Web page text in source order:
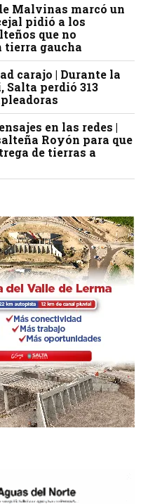
Malvinas marcó un
pidió a los
que no
tierra gaucha
carajo | Durante la
perdió 313
en las redes |
Royón para que
de tierras a